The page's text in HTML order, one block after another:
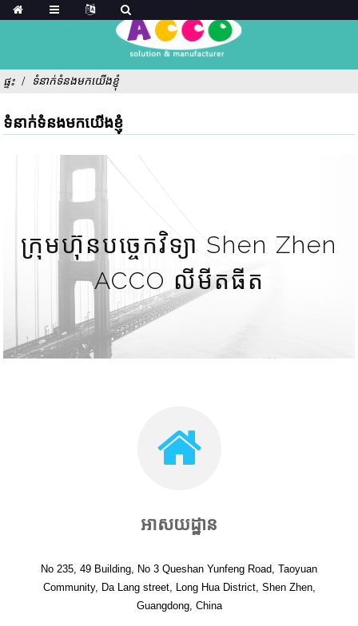
ផ្ទះ ទំនាក់ទំនងមកយើងខ្ញុំ
ទំនាក់ទំនងមកយើងខ្ញុំ
ក្រុមហ៊ុនបច្ចេកវិទ្យា Shen Zhen
ACCO លីមីតធីត
អាសយដ្ឋាន
No 235, 49 Building, No 3 Queshan Yunfeng Road, Taoyuan
Community, Da Lang street, Long Hua District, Shen Zhen,
Guangdong, China